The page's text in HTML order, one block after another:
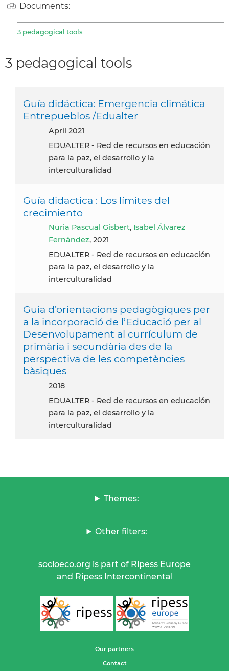
Documents:
3 pedagogical tools
3 pedagogical tools
Guía didáctica: Emergencia climática
Entrepueblos /Edualter
April 2021
EDUALTER - Red de recursos en educación
para la paz, el desarrollo y la
interculturalidad
Guía didactica : Los límites del
crecimiento
Nuria Pascual Gisbert, Isabel Álvarez
Fernández, 2021
EDUALTER - Red de recursos en educación
para la paz, el desarrollo y la
interculturalidad
Guia d’orientacions pedagògiques per
a la incorporació de l’Educació per al
Desenvolupament al currículum de
primària i secundària des de la
perspectiva de les competències
bàsiques
2018
EDUALTER - Red de recursos en educación
para la paz, el desarrollo y la
interculturalidad
Themes:
Other filters:
socioeco.org is part of Ripess Europe
and Ripess Intercontinental
Our partners
Contact